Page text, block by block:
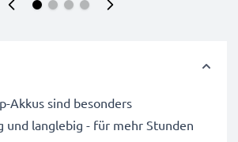
Akkus sind besonders
und langlebig - für mehr Stunden